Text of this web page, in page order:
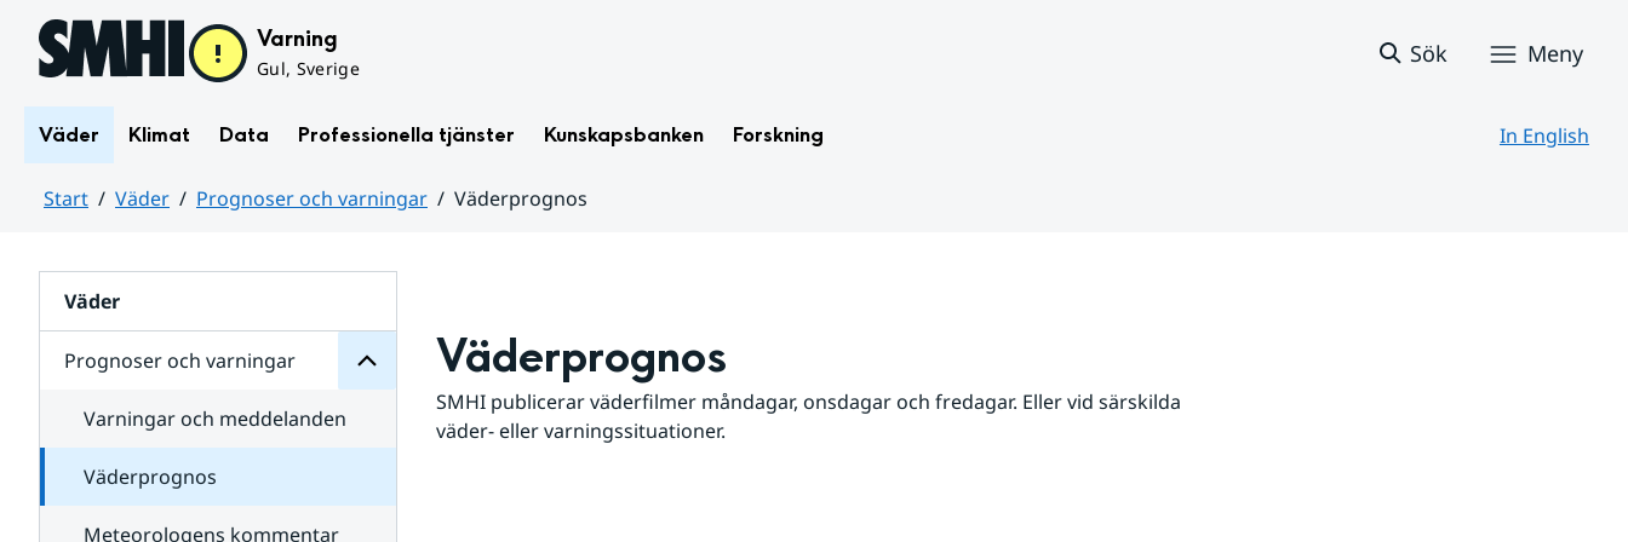
Hoppa till sidans innehåll Varning
Gul, Sverige
Sök Meny
Väder Klimat Data Professionella tjänster Kunskapsbanken Forskning In English
Start Väder Prognoser och varningar
Väderprognos
Väder
Prognoser och varningar
för
varningar
Varningar och meddelanden
Väderprognos
Meteorologens kommentar
Väderprognos
SMHI publicerar väderfilmer måndagar, onsdagar och fredagar. Eller vid särskilda
väder- eller varningssituationer.